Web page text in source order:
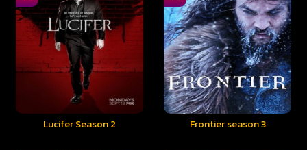
Lucifer Season 2 Frontier season 3